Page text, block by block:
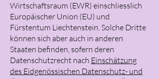
Wirtschaftsraum (EWR) einschliesslich
Europäischer Union (EU) und
Fürstentum Liechtenstein. Solche Dritte
können sich aber auch in anderen
Staaten befinden, sofern deren
Datenschutzrecht nach Einschätzung
des Eidgenössischen Datenschutz- und